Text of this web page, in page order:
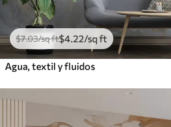
$7.03/sq ft$4.22/sq ft
Agua, textil y fluidos